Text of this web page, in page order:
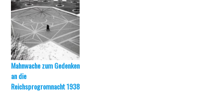
Mahnwache zum Gedenken
an die
Reichsprogromnacht 1938